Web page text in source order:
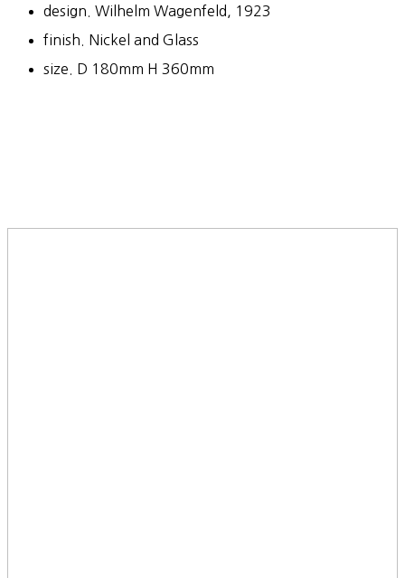
design. Wilhelm Wagenfeld, 1923
finish. Nickel and Glass
size. D 180mm H 360mm